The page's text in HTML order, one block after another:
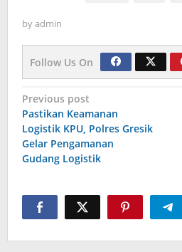
byadmin
Follow Us On
Navigasi
pos
Previous post
Pastikan Keamanan
Logistik KPU, Polres Gresik
Gelar Pengamanan
Gudang Logistik